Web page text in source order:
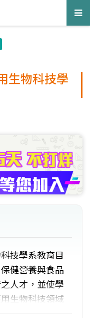
生物科技學
技學系教育目
健營養與食品
人才，並使學
生物科技領域